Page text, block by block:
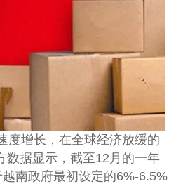
增长，在全球经济放缓的
数据显示，截至12月的一年
南政府最初设定的6%-6.5%